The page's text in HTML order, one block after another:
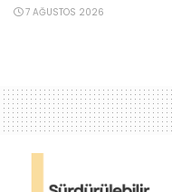
7 AĞUSTOS 2026